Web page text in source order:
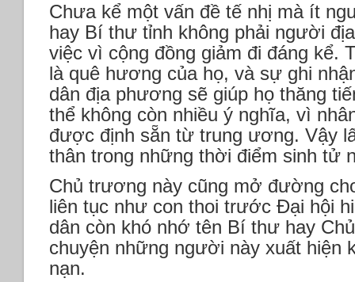
Chưa kể một vấn đề tế nhị mà ít
hay Bí thư tỉnh không phải người
việc vì cộng đồng giảm đi đáng kể.
là quê hương của họ, và sự ghi
dân địa phương sẽ giúp họ thăng
thể không còn nhiều ý nghĩa, vì
được định sẵn từ trung ương. Vậy
thân trong những thời điểm sinh tử
Chủ trương này cũng mở đường
liên tục như con thoi trước Đại hội
dân còn khó nhớ tên Bí thư hay
chuyện những người này xuất hiện
nạn.